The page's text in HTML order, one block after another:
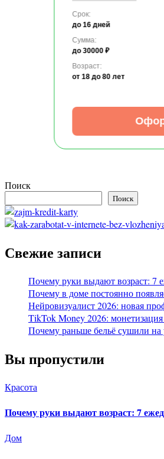
Срок:
до 16 дней
Сумма:
до 30000 ₽
Возраст:
от 18 до 80 лет
Поиск
Поиск
Свежие записи
Почему руки выдают возраст: 7
Почему в доме постоянно
Нейровизуалист 2026: новая
TikTok Money 2026:
Почему раньше бельё сушили на
Вы пропустили
Красота
Почему руки выдают возраст: 7
Дом